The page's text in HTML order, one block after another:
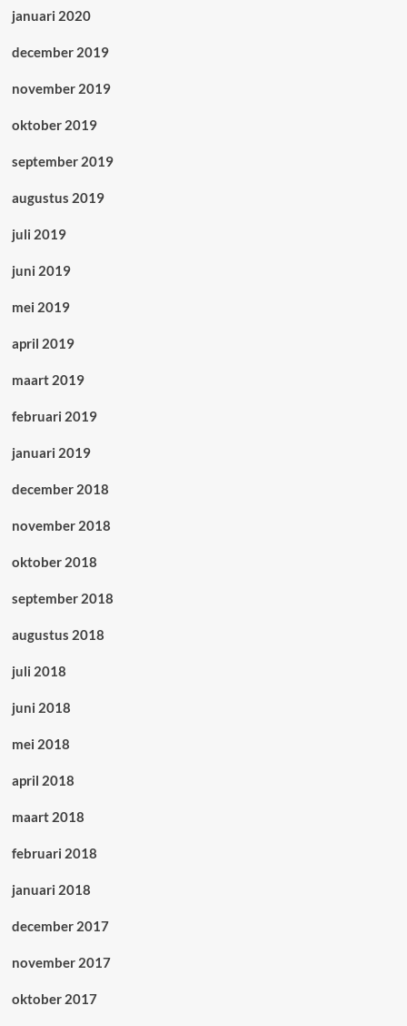
januari 2020
december 2019
november 2019
oktober 2019
september 2019
augustus 2019
juli 2019
juni 2019
mei 2019
april 2019
maart 2019
februari 2019
januari 2019
december 2018
november 2018
oktober 2018
september 2018
augustus 2018
juli 2018
juni 2018
mei 2018
april 2018
maart 2018
februari 2018
januari 2018
december 2017
november 2017
oktober 2017